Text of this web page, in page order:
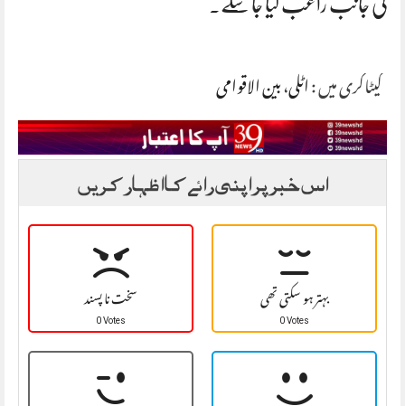
کی جانب راغب کیا جا سکے۔
کیٹاگری میں :اٹلی،بین الاقوامی
اس خبر پر اپنی رائے کا اظہار کریں
سخت نا پسند
0 Votes بہتر ہو سکتی تھی
0 Votes